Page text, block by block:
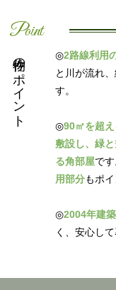
Point
物件のポイント ◎2路線利用
と川が流れ
す。
◎90㎡を超
敷設し、緑
る角部屋です
用部分もポイ
◎2004年建
く、安心し